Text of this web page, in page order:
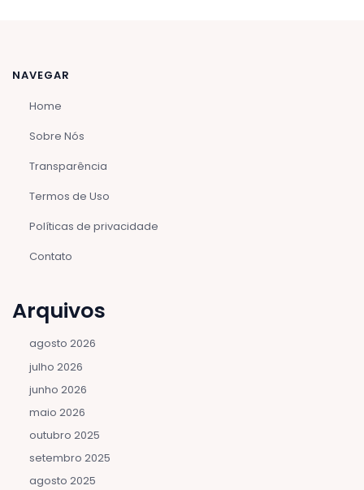
NAVEGAR
Home
Sobre Nós
Transparência
Termos de Uso
Políticas de privacidade
Contato
Arquivos
agosto 2026
julho 2026
junho 2026
maio 2026
outubro 2025
setembro 2025
agosto 2025